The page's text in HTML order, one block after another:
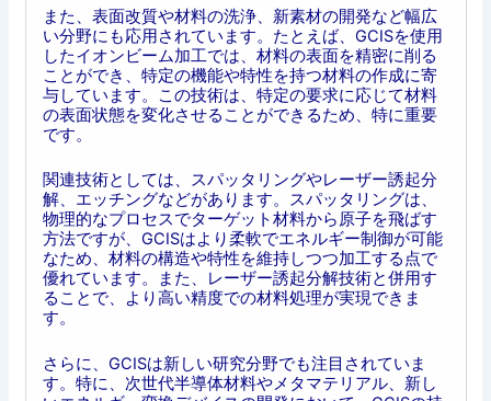
また、表面改質や材料の洗浄、新素材の開発など幅広
い分野にも応用されています。たとえば、GCISを使用
したイオンビーム加工では、材料の表面を精密に削る
ことができ、特定の機能や特性を持つ材料の作成に寄
与しています。この技術は、特定の要求に応じて材料
の表面状態を変化させることができるため、特に重要
です。
関連技術としては、スパッタリングやレーザー誘起分
解、エッチングなどがあります。スパッタリングは、
物理的なプロセスでターゲット材料から原子を飛ばす
方法ですが、GCISはより柔軟でエネルギー制御が可能
なため、材料の構造や特性を維持しつつ加工する点で
優れています。また、レーザー誘起分解技術と併用す
ることで、より高い精度での材料処理が実現できま
す。
さらに、GCISは新しい研究分野でも注目されていま
す。特に、次世代半導体材料やメタマテリアル、新し